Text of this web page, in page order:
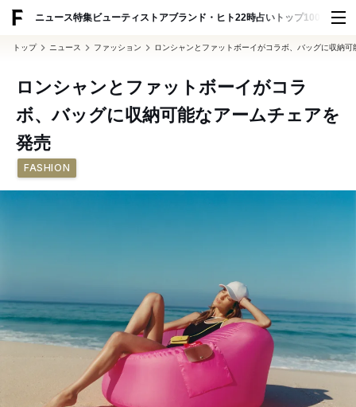
ニュース特集ビューティ ストアブランド・ヒト22時占い トップ100 スナッ
トップ ニュース ファッション ロンシャンとファットボーイがコラボ、バッグに収納
ロンシャンとファットボーイがコラ
ボ、バッグに収納可能なアームチェアを
発売
FASHION